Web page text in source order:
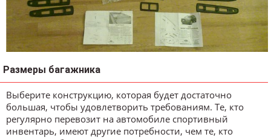
Размеры багажника
Выберите конструкцию, которая будет достаточно
большая, чтобы удовлетворить требованиям. Те, кто
регулярно перевозит на автомобиле спортивный
инвентарь, имеют другие потребности, чем те, кто